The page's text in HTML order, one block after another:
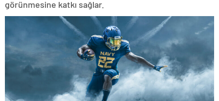
görünmesine katkı sağlar.